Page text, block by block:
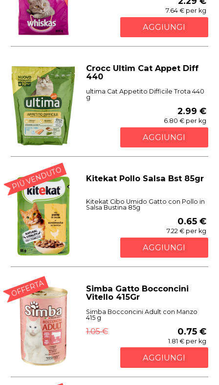
7.64 € per kg
AGGIUNGI
Crocc Ultim Cat Appet Diff
440
ultima Cat Appetito Difficile Trota 440
g
2.99 €
6.80 € per kg
AGGIUNGI
PIÙ VENDUTO Kitekat Pollo Salsa Bst 85gr
Kitekat Cibo Umido Gatto con Pollo in
Salsa Bustina 85g
0.65 €
7.22 € per kg
AGGIUNGI
OFFERTA
Simba Gatto Bocconcini
Vitello 415Gr
Simba Bocconcini Adult con Manzo
415 g
1.05 € 0.75 €
1.81 € per kg
AGGIUNGI